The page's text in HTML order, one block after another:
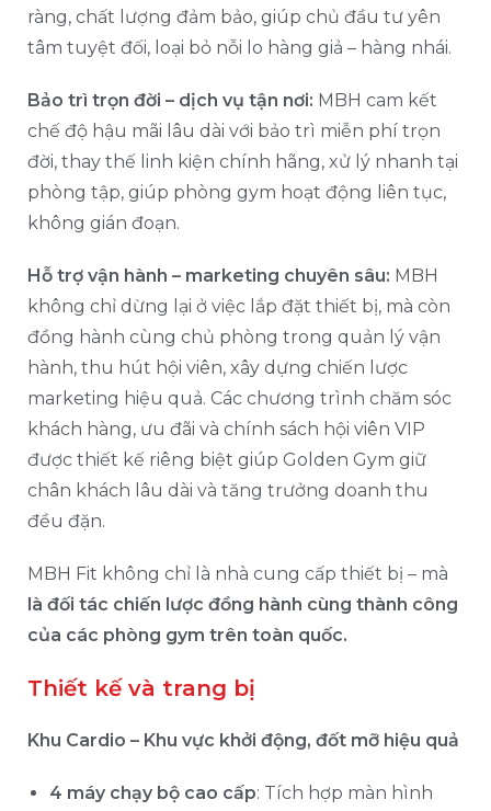
ràng, chất lượng đảm bảo, giúp chủ đầu tư yên
tâm tuyệt đối, loại bỏ nỗi lo hàng giả – hàng nhái.
Bảo trì trọn đời – dịch vụ tận nơi: MBH cam kết
chế độ hậu mãi lâu dài với bảo trì miễn phí trọn
đời, thay thế linh kiện chính hãng, xử lý nhanh tại
phòng tập, giúp phòng gym hoạt động liên tục,
không gián đoạn.
Hỗ trợ vận hành – marketing chuyên sâu: MBH
không chỉ dừng lại ở việc lắp đặt thiết bị, mà còn
đồng hành cùng chủ phòng trong quản lý vận
hành, thu hút hội viên, xây dựng chiến lược
marketing hiệu quả. Các chương trình chăm sóc
khách hàng, ưu đãi và chính sách hội viên VIP
được thiết kế riêng biệt giúp Golden Gym giữ
chân khách lâu dài và tăng trưởng doanh thu
đều đặn.
MBH Fit không chỉ là nhà cung cấp thiết bị – mà
là đối tác chiến lược đồng hành cùng thành công
của các phòng gym trên toàn quốc.
Thiết kế và trang bị
Khu Cardio – Khu vực khởi động, đốt mỡ hiệu quả
4 máy chạy bộ cao cấp: Tích hợp màn hình